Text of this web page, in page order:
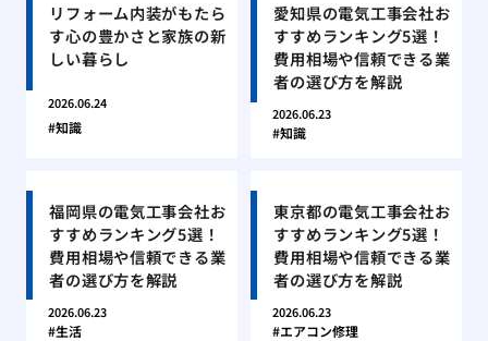
リフォーム内装がもたら
す心の豊かさと家族の新
しい暮らし
2026.06.24
知識
愛知県の電気工事会社お
すすめランキング5選！
費用相場や信頼できる業
者の選び方を解説
2026.06.23
知識
福岡県の電気工事会社お
すすめランキング5選！
費用相場や信頼できる業
者の選び方を解説
2026.06.23
生活
東京都の電気工事会社お
すすめランキング5選！
費用相場や信頼できる業
者の選び方を解説
2026.06.23
エアコン修理